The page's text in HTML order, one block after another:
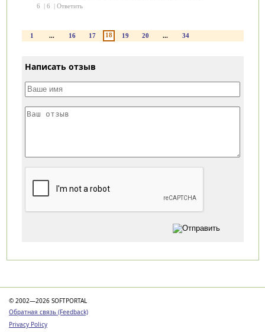
6
| 6 | Ответить
1 ... 16 17 18 19 20 ... 34
Написать отзыв
© 2002—2026 SOFTPORTAL
Обратная связь (Feedback)
Privacy Policy